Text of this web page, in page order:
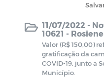
Dados da
CPL -
EDITAIS -
11/07/2022 -
10621 -
Valor (R$ 150,00)
gratificação da
COVID-19, junto a
Município.